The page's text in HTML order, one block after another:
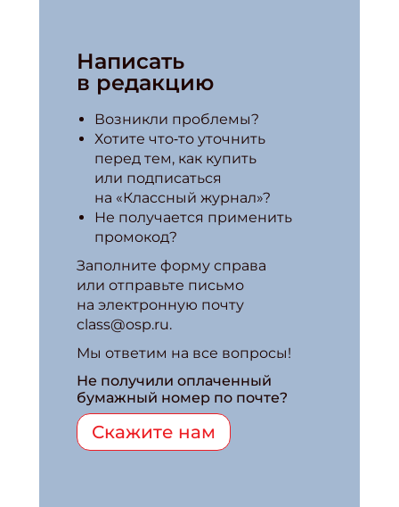
Написать
в редакцию
Возникли проблемы?
Хотите что‑то уточнить
перед тем, как купить
или подписаться
на «Классный журнал»?
Не получается применить
промокод?
Заполните форму справа
или отправьте письмо
на электронную почту
class@osp.ru.
Мы ответим на все вопросы!
Не получили оплаченный
бумажный номер по почте?
Скажите нам